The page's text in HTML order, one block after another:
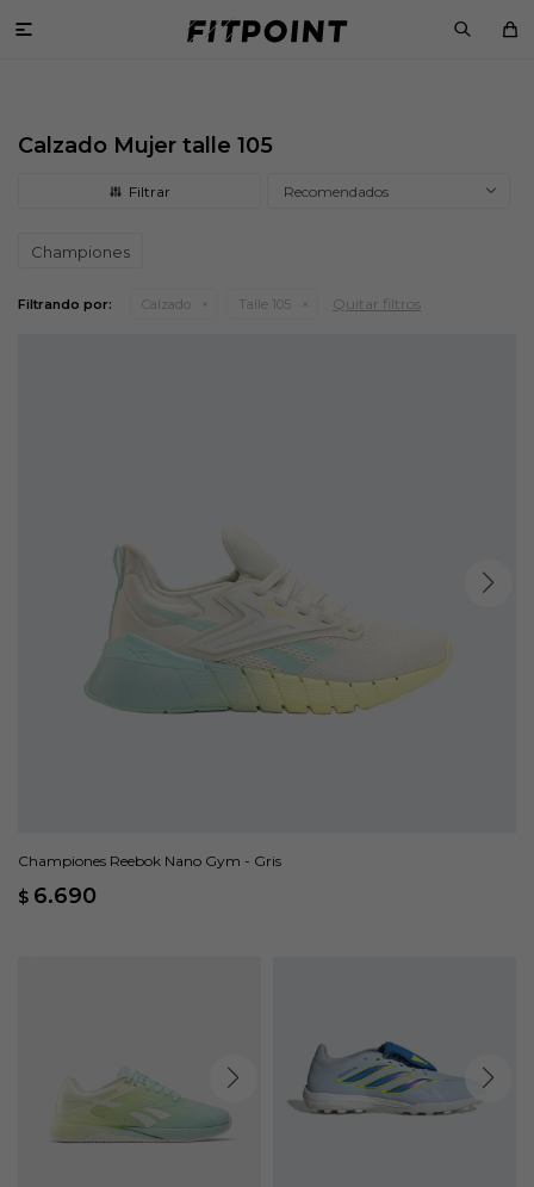

Calzado Mujer talle 105
Recomendados
Championes
Filtrando por: Calzado Talle 105 Quitar filtros
Championes Reebok Nano Gym - Gris
$ 6.690